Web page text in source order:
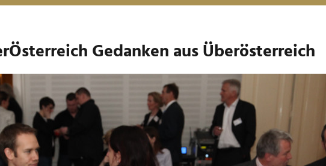
Gedanken aus Überösterreich